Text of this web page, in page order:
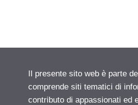
Il presente sito web è parte
comprende siti tematici di
contributo di appassionati ed